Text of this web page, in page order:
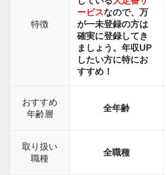
特徴
ービスなので、万
が一未登録の方は
確実に登録してき
ましょう。年収UP
したい方に特にお
すすめ！
おすすめ
年齢層
全年齢
取り扱い
職種
全職種